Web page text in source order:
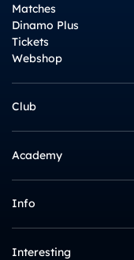
Matches
Dinamo Plus
Tickets
Webshop
Club
Academy
Info
Interesting